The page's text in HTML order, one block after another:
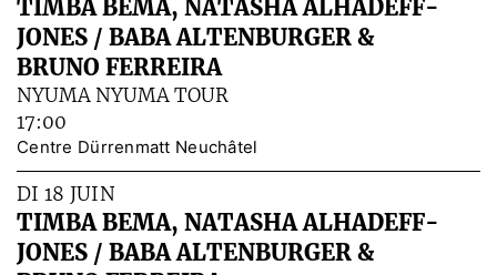
TIMBA BEMA, NATASHA ALHADEFF-
JONES / BABA ALTENBURGER &
BRUNO FERREIRA
NYUMA NYUMA TOUR
17:00
Centre Dürrenmatt Neuchâtel
DI 18 JUIN
TIMBA BEMA, NATASHA ALHADEFF-
JONES / BABA ALTENBURGER &